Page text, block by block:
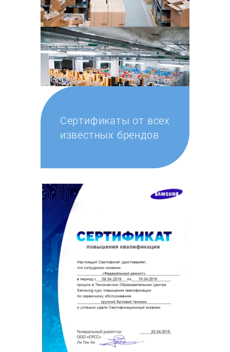
Сертификаты от всех
известных брендов